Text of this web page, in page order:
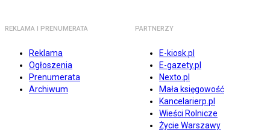
REKLAMA I PRENUMERATA
Reklama
Ogłoszenia
Prenumerata
Archiwum
PARTNERZY
E-kiosk.pl
E-gazety.pl
Nexto.pl
Mała księgowość
Kancelarierp.pl
Wieści Rolnicze
Życie Warszawy